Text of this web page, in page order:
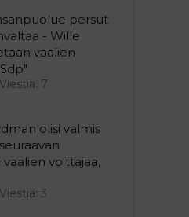
persut
- Wille
vaalien
Viestiä: 7
olisi valmis
voittajaa,
Viestiä: 3